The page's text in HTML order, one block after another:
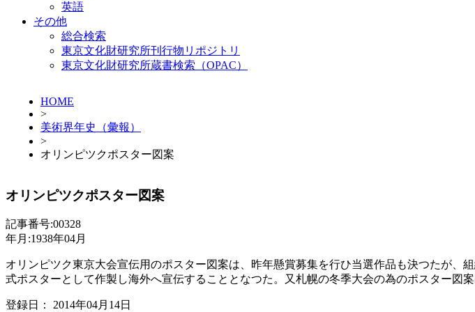
英語
その他
総合検索
東京文化財研究所刊行物リポジトリ
東京文化財研究所蔵書検索（OPAC）
HOME
>
美術界年史（彙報）
>
オリンピツクポスター図案
オリンピツクポスター図案
記事番号:00328
年月:1938年04月
オリンピツク東京大会宣伝用のポスター図案は、昨年懸賞募集を行ひ当選作品も決つたが、
式ポスターとして作製し海外へ宣伝することとなつた。又札幌の冬季大会の為のポスター図
登録日： 2014年04月14日